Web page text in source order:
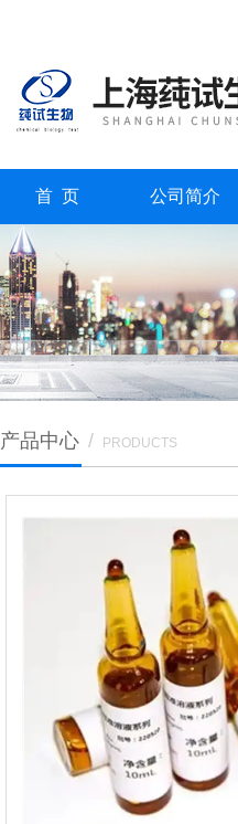
首 页 公司简介
产品中心 / PRODUCTS